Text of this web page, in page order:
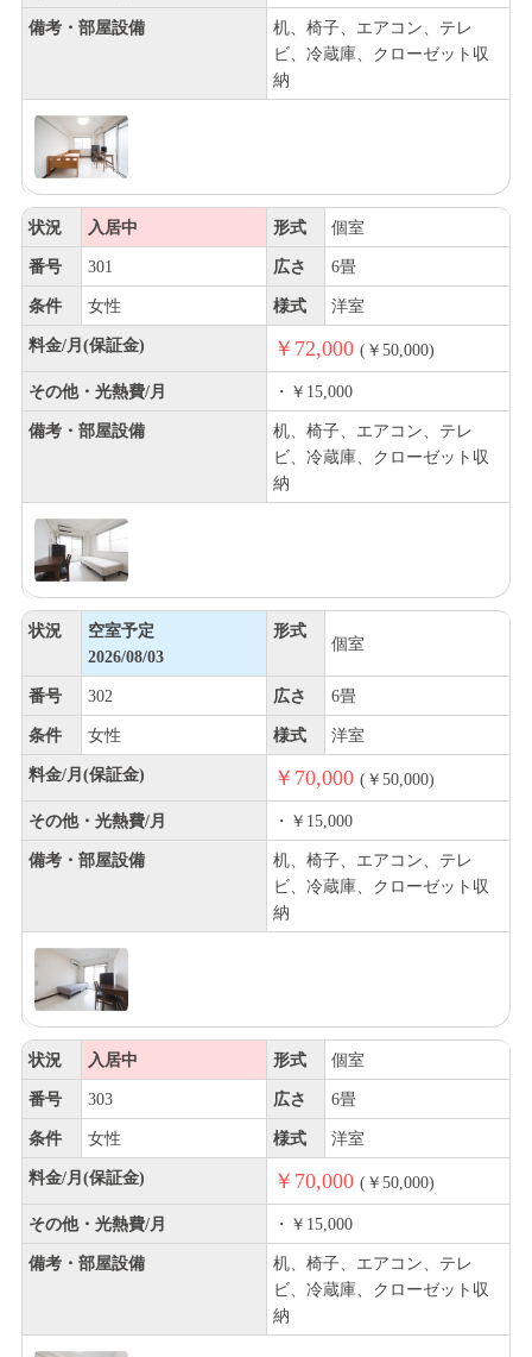
備考・部屋設備
机、椅子、エアコン、テレ
ビ、冷蔵庫、クローゼット収
納
状況 入居中 形式 個室
番号 301 広さ 6畳
条件 女性 様式 洋室
料金/月(保証金) ￥72,000 (￥50,000)
その他・光熱費/月 ・￥15,000
備考・部屋設備
机、椅子、エアコン、テレ
ビ、冷蔵庫、クローゼット収
納
状況
空室予定
2026/08/03
形式
個室
番号 302 広さ 6畳
条件 女性 様式 洋室
料金/月(保証金) ￥70,000 (￥50,000)
その他・光熱費/月 ・￥15,000
備考・部屋設備
机、椅子、エアコン、テレ
ビ、冷蔵庫、クローゼット収
納
状況 入居中 形式 個室
番号 303 広さ 6畳
条件 女性 様式 洋室
料金/月(保証金) ￥70,000 (￥50,000)
その他・光熱費/月 ・￥15,000
備考・部屋設備
机、椅子、エアコン、テレ
ビ、冷蔵庫、クローゼット収
納